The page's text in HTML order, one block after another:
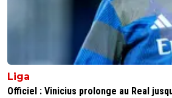
Liga
Officiel : Vinicius prolonge au Real